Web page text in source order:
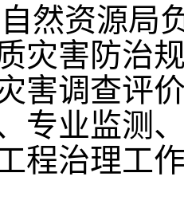
自然资源
灾害防治
害调查评
专业监测
程治理工